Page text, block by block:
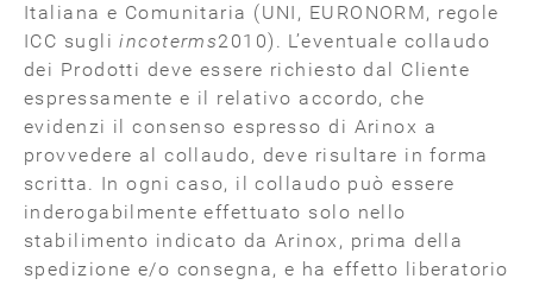
Italiana e Comunitaria (UNI, EURONORM, regole
ICC sugliincoterms2010). L’eventuale collaudo
dei Prodotti deve essere richiesto dal Cliente
espressamente e il relativo accordo, che
evidenzi il consenso espresso di Arinox a
provvedere al collaudo, deve risultare in forma
scritta. In ogni caso, il collaudo può essere
inderogabilmente effettuato solo nello
stabilimento indicato da Arinox, prima della
spedizione e/o consegna, e ha effetto liberatorio